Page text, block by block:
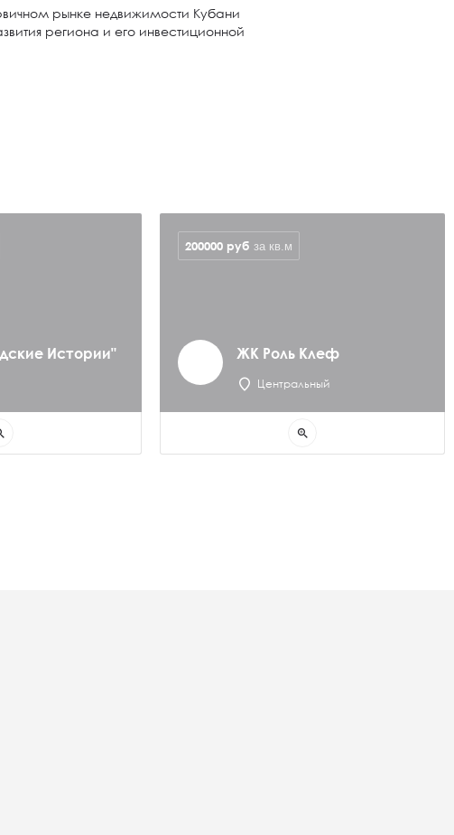
рынке недвижимости Кубани
региона и его инвестиционной
Истории" ЖК Роль Клеф
Центральный
200000 руб за кв.м
zoom_in